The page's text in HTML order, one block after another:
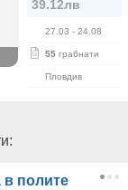
39.12лв
27.03 - 24.08
55 грабнати
Пловдив
в полите